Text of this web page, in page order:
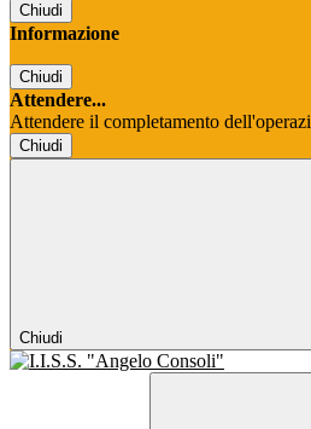
Chiudi
Informazione
Chiudi
Attendere...
Attendere il completamento
Chiudi
Chiudi